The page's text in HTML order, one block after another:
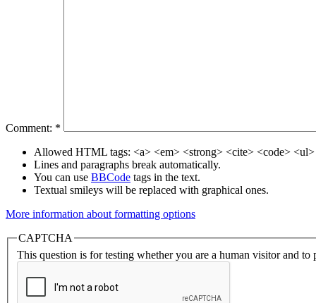
Comment: *
Allowed HTML tags: <a> <em> <strong> <cite> <code>
Lines and paragraphs break automatically.
You can use BBCode tags in the text.
Textual smileys will be replaced with graphical ones.
More information about formatting options
CAPTCHA
This question is for testing whether you are a human visitor and to